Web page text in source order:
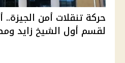
حركة تنقلات أمن الجيزة..
لقسم أول الشيخ زايد